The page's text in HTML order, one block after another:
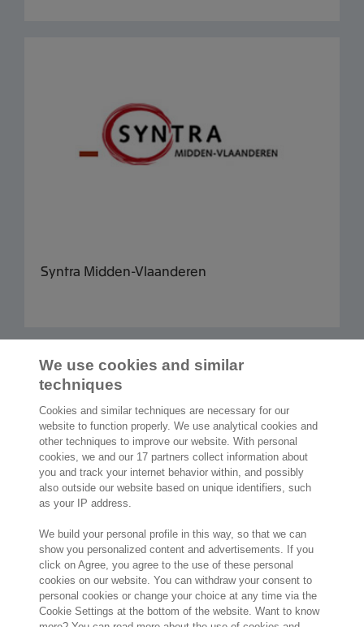
Syntra Midden-Vlaanderen
2.000 spécialistessont prêts à vous aider
Contact
Exact Belgium
Avenue Reine Astrid 166
1780 Wemmel
Belgique
Lieu
We use cookies and similar
techniques
Cookies and similar techniques are necessary for our
website to function properly. We use analytical cookies and
other techniques to improve our website. With personal
cookies, we and our 17 partners collect information about
you and track your internet behavior within, and possibly
also outside our website based on unique identifiers, such
as your IP address.
We build your personal profile in this way, so that we can
show you personalized content and advertisements. If you
click on Agree, you agree to the use of these personal
cookies on our website. You can withdraw your consent to
personal cookies or change your choice at any time via the
Cookie Settings at the bottom of the website. Want to know